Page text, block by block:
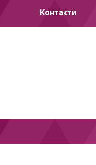
Контакти